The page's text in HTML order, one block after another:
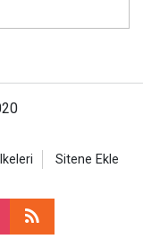
Sitene Ekle